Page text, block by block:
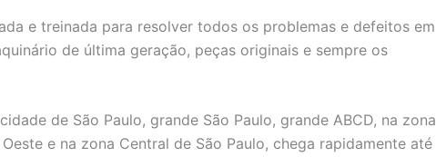
e treinada para resolver todos os problemas e defeitos em
de última geração, peças originais e sempre os
de São Paulo, grande São Paulo, grande ABCD, na zona
e na zona Central de São Paulo, chega rapidamente até